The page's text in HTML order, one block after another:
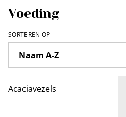
Voeding
SORTEREN OP
Acaciavezels